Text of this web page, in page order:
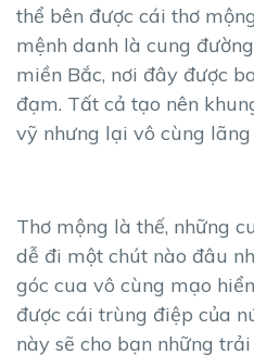
thể bên được cái thơ
mệnh danh là cung
miền Bắc, nơi đây được
đạm. Tất cả tạo nên
vỹ nhưng lại vô cùng lãng
Thơ mộng là thế, những
dễ đi một chút nào đâu
góc cua vô cùng mạo
được cái trùng điệp của
này sẽ cho bạn những